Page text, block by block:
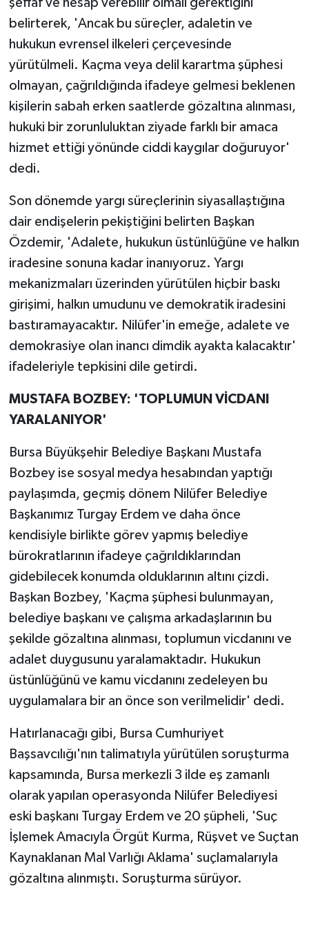
şeffaf ve hesap verebilir olmalı gerektiğini
belirterek, 'Ancak bu süreçler, adaletin ve
hukukun evrensel ilkeleri çerçevesinde
yürütülmeli. Kaçma veya delil karartma şüphesi
olmayan, çağrıldığında ifadeye gelmesi beklenen
kişilerin sabah erken saatlerde gözaltına alınması,
hukuki bir zorunluluktan ziyade farklı bir amaca
hizmet ettiği yönünde ciddi kaygılar doğuruyor'
dedi.
Son dönemde yargı süreçlerinin siyasallaştığına
dair endişelerin pekiştiğini belirten Başkan
Özdemir, 'Adalete, hukukun üstünlüğüne ve halkın
iradesine sonuna kadar inanıyoruz. Yargı
mekanizmaları üzerinden yürütülen hiçbir baskı
girişimi, halkın umudunu ve demokratik iradesini
bastıramayacaktır. Nilüfer'in emeğe, adalete ve
demokrasiye olan inancı dimdik ayakta kalacaktır'
ifadeleriyle tepkisini dile getirdi.
MUSTAFA BOZBEY: 'TOPLUMUN VİCDANI
YARALANIYOR'
Bursa Büyükşehir Belediye Başkanı Mustafa
Bozbey ise sosyal medya hesabından yaptığı
paylaşımda, geçmiş dönem Nilüfer Belediye
Başkanımız Turgay Erdem ve daha önce
kendisiyle birlikte görev yapmış belediye
bürokratlarının ifadeye çağrıldıklarından
gidebilecek konumda olduklarının altını çizdi.
Başkan Bozbey, 'Kaçma şüphesi bulunmayan,
belediye başkanı ve çalışma arkadaşlarının bu
şekilde gözaltına alınması, toplumun vicdanını ve
adalet duygusunu yaralamaktadır. Hukukun
üstünlüğünü ve kamu vicdanını zedeleyen bu
uygulamalara bir an önce son verilmelidir' dedi.
Hatırlanacağı gibi, Bursa Cumhuriyet
Başsavcılığı'nın talimatıyla yürütülen soruşturma
kapsamında, Bursa merkezli 3 ilde eş zamanlı
olarak yapılan operasyonda Nilüfer Belediyesi
eski başkanı Turgay Erdem ve 20 şüpheli, 'Suç
İşlemek Amacıyla Örgüt Kurma, Rüşvet ve Suçtan
Kaynaklanan Mal Varlığı Aklama' suçlamalarıyla
gözaltına alınmıştı. Soruşturma sürüyor.